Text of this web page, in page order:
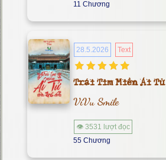
11 Chương
28.5.2026 Text
Trái Tim Miền Ái Tử
ViVu Smile
👁 3531 lượt đọc
55 Chương